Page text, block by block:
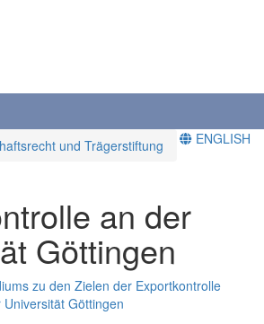
und Trägerstiftung
ENGLISH
an der
Göttingen
zu den Zielen der Exportkontrolle
Göttingen